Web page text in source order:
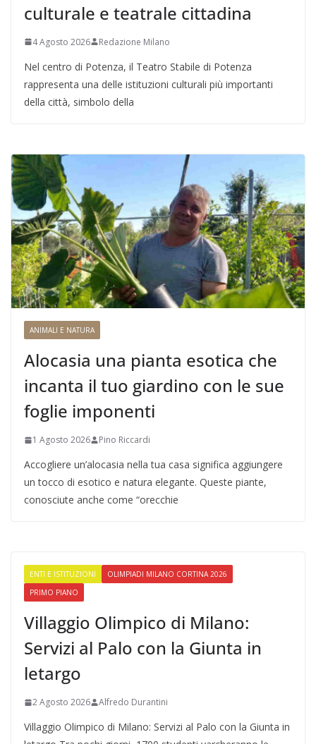
culturale e teatrale cittadina
4 Agosto 2026 Redazione Milano
Nel centro di Potenza, il Teatro Stabile di Potenza
rappresenta una delle istituzioni culturali più importanti
della città, simbolo della
ANIMALI E NATURA
Alocasia una pianta esotica che
incanta il tuo giardino con le sue
foglie imponenti
1 Agosto 2026 Pino Riccardi
Accogliere un’alocasia nella tua casa significa aggiungere
un tocco di esotico e natura elegante. Queste piante,
conosciute anche come “orecchie
ENTI E ISTITUZIONI
OLIMPIADI MILANO CORTINA 2026
PRIMO PIANO
Villaggio Olimpico di Milano:
Servizi al Palo con la Giunta in
letargo
2 Agosto 2026 Alfredo Durantini
Villaggio Olimpico di Milano: Servizi al Palo con la Giunta in